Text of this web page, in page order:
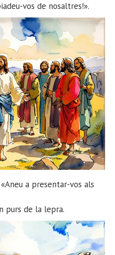
vos de nosaltres!».
a presentar-vos als
purs de la lepra.